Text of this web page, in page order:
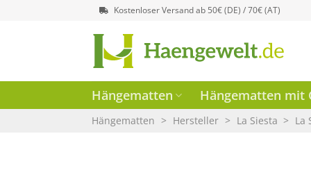
Kostenloser Versand ab 50€ (DE) / 70€ (AT)
Hängematten Hängematten mit
Hängematten > Hersteller > La Siesta > La